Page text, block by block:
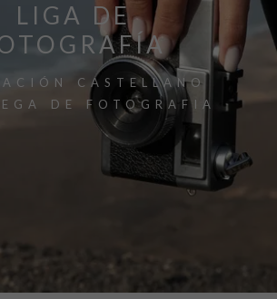
LIGA DE
CASTELLANO
DE FOTOGRAFIA